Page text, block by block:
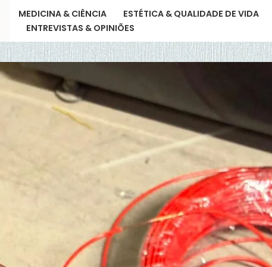
MEDICINA & CIÊNCIA ESTÉTICA & QUALIDADE DE VIDA
ENTREVISTAS & OPINIÕES